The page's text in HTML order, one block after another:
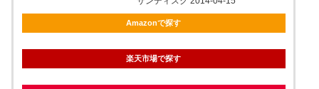
Amazonで探す
楽天市場で探す